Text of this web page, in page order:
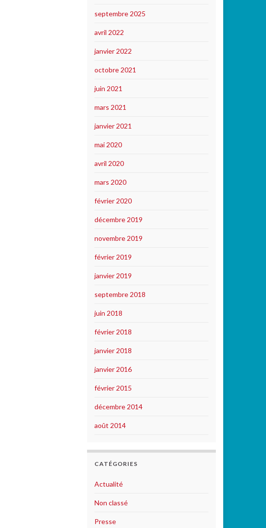
septembre 2025
avril 2022
janvier 2022
octobre 2021
juin 2021
mars 2021
janvier 2021
mai 2020
avril 2020
mars 2020
février 2020
décembre 2019
novembre 2019
février 2019
janvier 2019
septembre 2018
juin 2018
février 2018
janvier 2018
janvier 2016
février 2015
décembre 2014
août 2014
CATÉGORIES
Actualité
Non classé
Presse